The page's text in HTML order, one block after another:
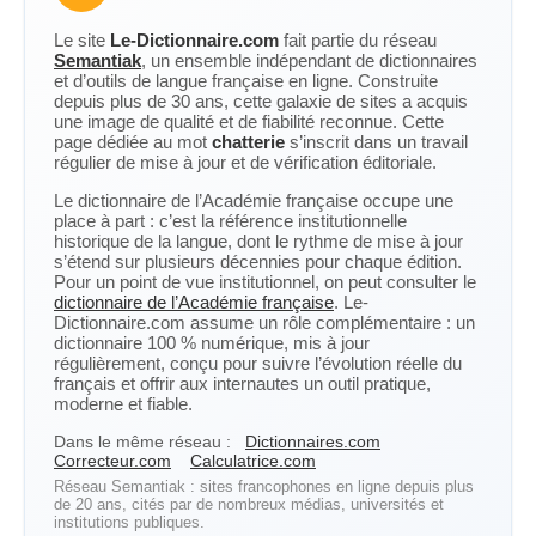
Le site Le-Dictionnaire.com fait partie du réseau
Semantiak, un ensemble indépendant de dictionnaires
et d’outils de langue française en ligne. Construite
depuis plus de 30 ans, cette galaxie de sites a acquis
une image de qualité et de fiabilité reconnue. Cette
page dédiée au mot chatterie s’inscrit dans un travail
régulier de mise à jour et de vérification éditoriale.
Le dictionnaire de l’Académie française occupe une
place à part : c’est la référence institutionnelle
historique de la langue, dont le rythme de mise à jour
s’étend sur plusieurs décennies pour chaque édition.
Pour un point de vue institutionnel, on peut consulter le
dictionnaire de l’Académie française. Le-
Dictionnaire.com assume un rôle complémentaire : un
dictionnaire 100 % numérique, mis à jour
régulièrement, conçu pour suivre l’évolution réelle du
français et offrir aux internautes un outil pratique,
moderne et fiable.
Dans le même réseau :
Dictionnaires.com
Correcteur.com
Calculatrice.com
Réseau Semantiak : sites francophones en ligne depuis plus
de 20 ans, cités par de nombreux médias, universités et
institutions publiques.